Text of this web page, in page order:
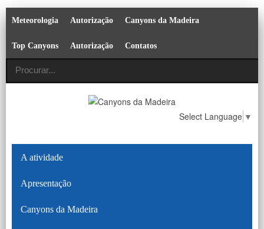
Meteorologia Autorização Canyons da Madeira
Top Canyons Autorização Contatos
Select Language ▼
A atividade
Apresentação
Canyons da Madeira